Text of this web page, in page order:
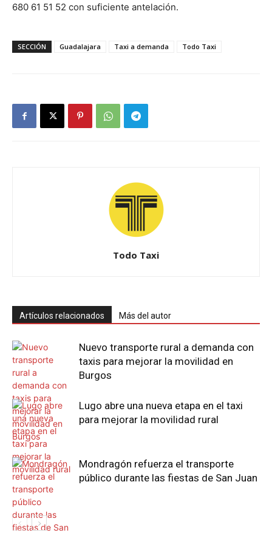
680 61 51 52 con suficiente antelación.
SECCIÓN Guadalajara Taxi a demanda Todo Taxi
Todo Taxi
Artículos relacionados Más del autor
Nuevo transporte rural a demanda con
taxis para mejorar la movilidad en
Burgos
Lugo abre una nueva etapa en el taxi
para mejorar la movilidad rural
Mondragón refuerza el transporte
público durante las fiestas de San Juan